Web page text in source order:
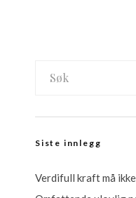
Siste innlegg
Verdifull kraft må